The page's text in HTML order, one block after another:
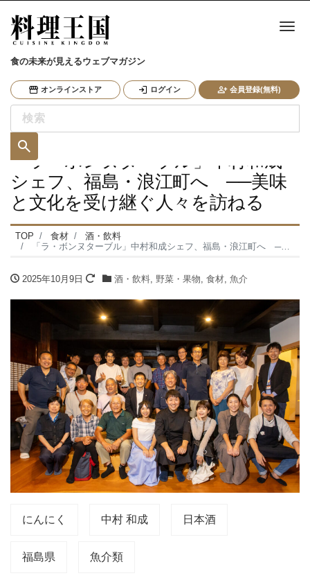
食の未来が見えるウェブマガジン
オンラインストア ログイン 会員登録(無料)
ナ
「ラ・ボンヌターブル」中村和成
シェフ、福島・浪江町へ ──美味
と文化を受け継ぐ人々を訪ねる
TOP 食材
酒・飲料
「ラ・ボンヌターブル」中村和成シェフ、福島・浪江町へ ──美味と文化を受け継ぐ人々を訪ねる
2025年10月9日 酒・飲料, 野菜・果物, 食材, 魚介
にんにく 中村 和成 日本酒
福島県 魚介類